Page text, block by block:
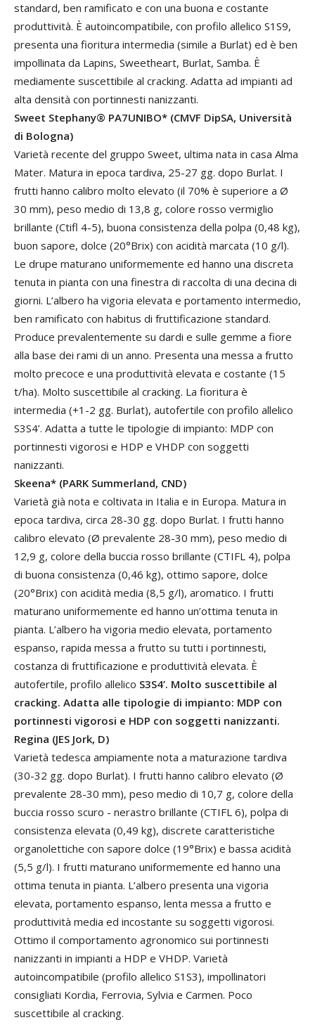
standard, ben ramificato e con una buona e costante
produttività. È autoincompatibile, con profilo allelico S1S9,
presenta una fioritura intermedia (simile a Burlat) ed è ben
impollinata da Lapins, Sweetheart, Burlat, Samba. È
mediamente suscettibile al cracking. Adatta ad impianti ad
alta densità con portinnesti nanizzanti.
Sweet Stephany® PA7UNIBO* (CMVF DipSA, Università
di Bologna)
Varietà recente del gruppo Sweet, ultima nata in casa Alma
Mater. Matura in epoca tardiva, 25-27 gg. dopo Burlat. I
frutti hanno calibro molto elevato (il 70% è superiore a Ø
30 mm), peso medio di 13,8 g, colore rosso vermiglio
brillante (Ctifl 4-5), buona consistenza della polpa (0,48 kg),
buon sapore, dolce (20°Brix) con acidità marcata (10 g/l).
Le drupe maturano uniformemente ed hanno una discreta
tenuta in pianta con una finestra di raccolta di una decina di
giorni. L’albero ha vigoria elevata e portamento intermedio,
ben ramificato con habitus di fruttificazione standard.
Produce prevalentemente su dardi e sulle gemme a fiore
alla base dei rami di un anno. Presenta una messa a frutto
molto precoce e una produttività elevata e costante (15
t/ha). Molto suscettibile al cracking. La fioritura è
intermedia (+1-2 gg. Burlat), autofertile con profilo allelico
S3S4’. Adatta a tutte le tipologie di impianto: MDP con
portinnesti vigorosi e HDP e VHDP con soggetti
nanizzanti.
Skeena* (PARK Summerland, CND)
Varietà già nota e coltivata in Italia e in Europa. Matura in
epoca tardiva, circa 28-30 gg. dopo Burlat. I frutti hanno
calibro elevato (Ø prevalente 28-30 mm), peso medio di
12,9 g, colore della buccia rosso brillante (CTIFL 4), polpa
di buona consistenza (0,46 kg), ottimo sapore, dolce
(20°Brix) con acidità media (8,5 g/l), aromatico. I frutti
maturano uniformemente ed hanno un’ottima tenuta in
pianta. L’albero ha vigoria medio elevata, portamento
espanso, rapida messa a frutto su tutti i portinnesti,
costanza di fruttificazione e produttività elevata. È
autofertile, profilo allelico S3S4’. Molto suscettibile al
cracking. Adatta alle tipologie di impianto: MDP con
portinnesti vigorosi e HDP con soggetti nanizzanti.
Regina (JES Jork, D)
Varietà tedesca ampiamente nota a maturazione tardiva
(30-32 gg. dopo Burlat). I frutti hanno calibro elevato (Ø
prevalente 28-30 mm), peso medio di 10,7 g, colore della
buccia rosso scuro - nerastro brillante (CTIFL 6), polpa di
consistenza elevata (0,49 kg), discrete caratteristiche
organolettiche con sapore dolce (19°Brix) e bassa acidità
(5,5 g/l). I frutti maturano uniformemente ed hanno una
ottima tenuta in pianta. L’albero presenta una vigoria
elevata, portamento espanso, lenta messa a frutto e
produttività media ed incostante su soggetti vigorosi.
Ottimo il comportamento agronomico sui portinnesti
nanizzanti in impianti a HDP e VHDP. Varietà
autoincompatibile (profilo allelico S1S3), impollinatori
consigliati Kordia, Ferrovia, Sylvia e Carmen. Poco
suscettibile al cracking.